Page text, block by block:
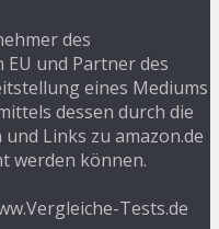
des
und Partner des
eines Mediums
dessen durch die
Links zu amazon.de
werden können.
Tests.de